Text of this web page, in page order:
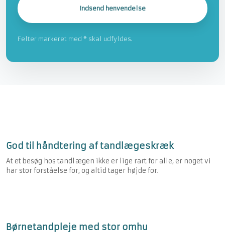
Felter markeret med * skal udfyldes.​​
God til håndtering af tandlægeskræk
At et besøg hos tandlægen ikke er lige rart for alle, er noget vi
har stor forståelse for, og altid tager højde for.
Børnetandpleje med stor omhu